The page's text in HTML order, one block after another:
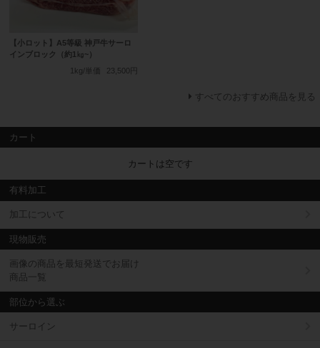
【小ロット】A5等級 神戸牛サーロ
インブロック（約1㎏~）
1kg/単価
23,500円
すべてのおすすめ商品を見る
カート
カートは空です
有料加工
加工について
現物販売
画像の商品を最短発送でお届け
商品一覧
部位から選ぶ
サーロイン